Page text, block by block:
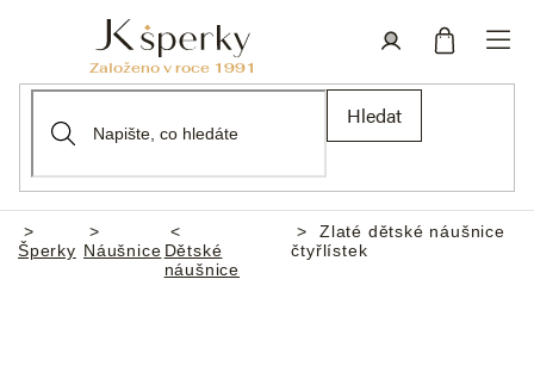
Hledat
Domů
Šperky Náušnice Dětské
náušnice
Zlaté dětské náušnice
čtyřlístek